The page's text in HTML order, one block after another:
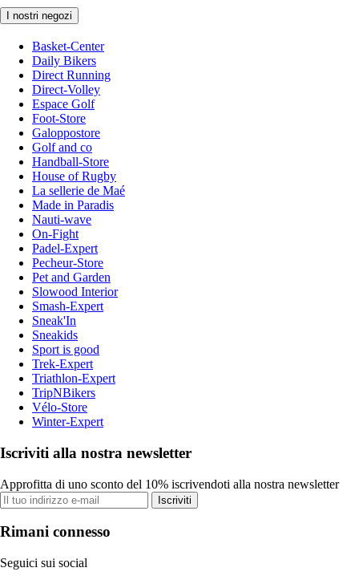
I nostri negozi
Basket-Center
Daily Bikers
Direct Running
Direct-Volley
Espace Golf
Foot-Store
Galoppostore
Golf and co
Handball-Store
House of Rugby
La sellerie de Maé
Made in Paradis
Nauti-wave
On-Fight
Padel-Expert
Pecheur-Store
Pet and Garden
Slowood Interior
Smash-Expert
Sneak'In
Sneakids
Sport is good
Trek-Expert
Triathlon-Expert
TripNBikers
Vélo-Store
Winter-Expert
Iscriviti alla nostra newsletter
Approfitta di uno sconto del 10% iscrivendoti alla nostra newsletter
Iscriviti
Rimani connesso
Seguici sui social